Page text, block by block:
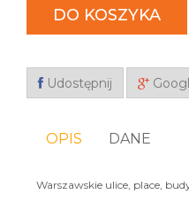
DO KOSZYKA
Udostępnij
OPIS DANE
Warszawskie ulice, place,